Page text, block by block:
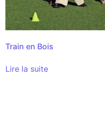
Train en Bois
Lire la suite